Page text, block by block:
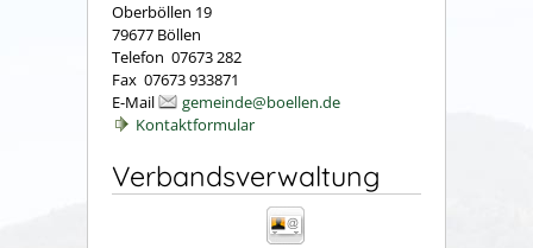
Oberböllen 19
79677 Böllen
Telefon 07673 282
Fax 07673 933871
E-Mail
gemeinde@boellen.de
Kontaktformular
Verbandsverwaltung